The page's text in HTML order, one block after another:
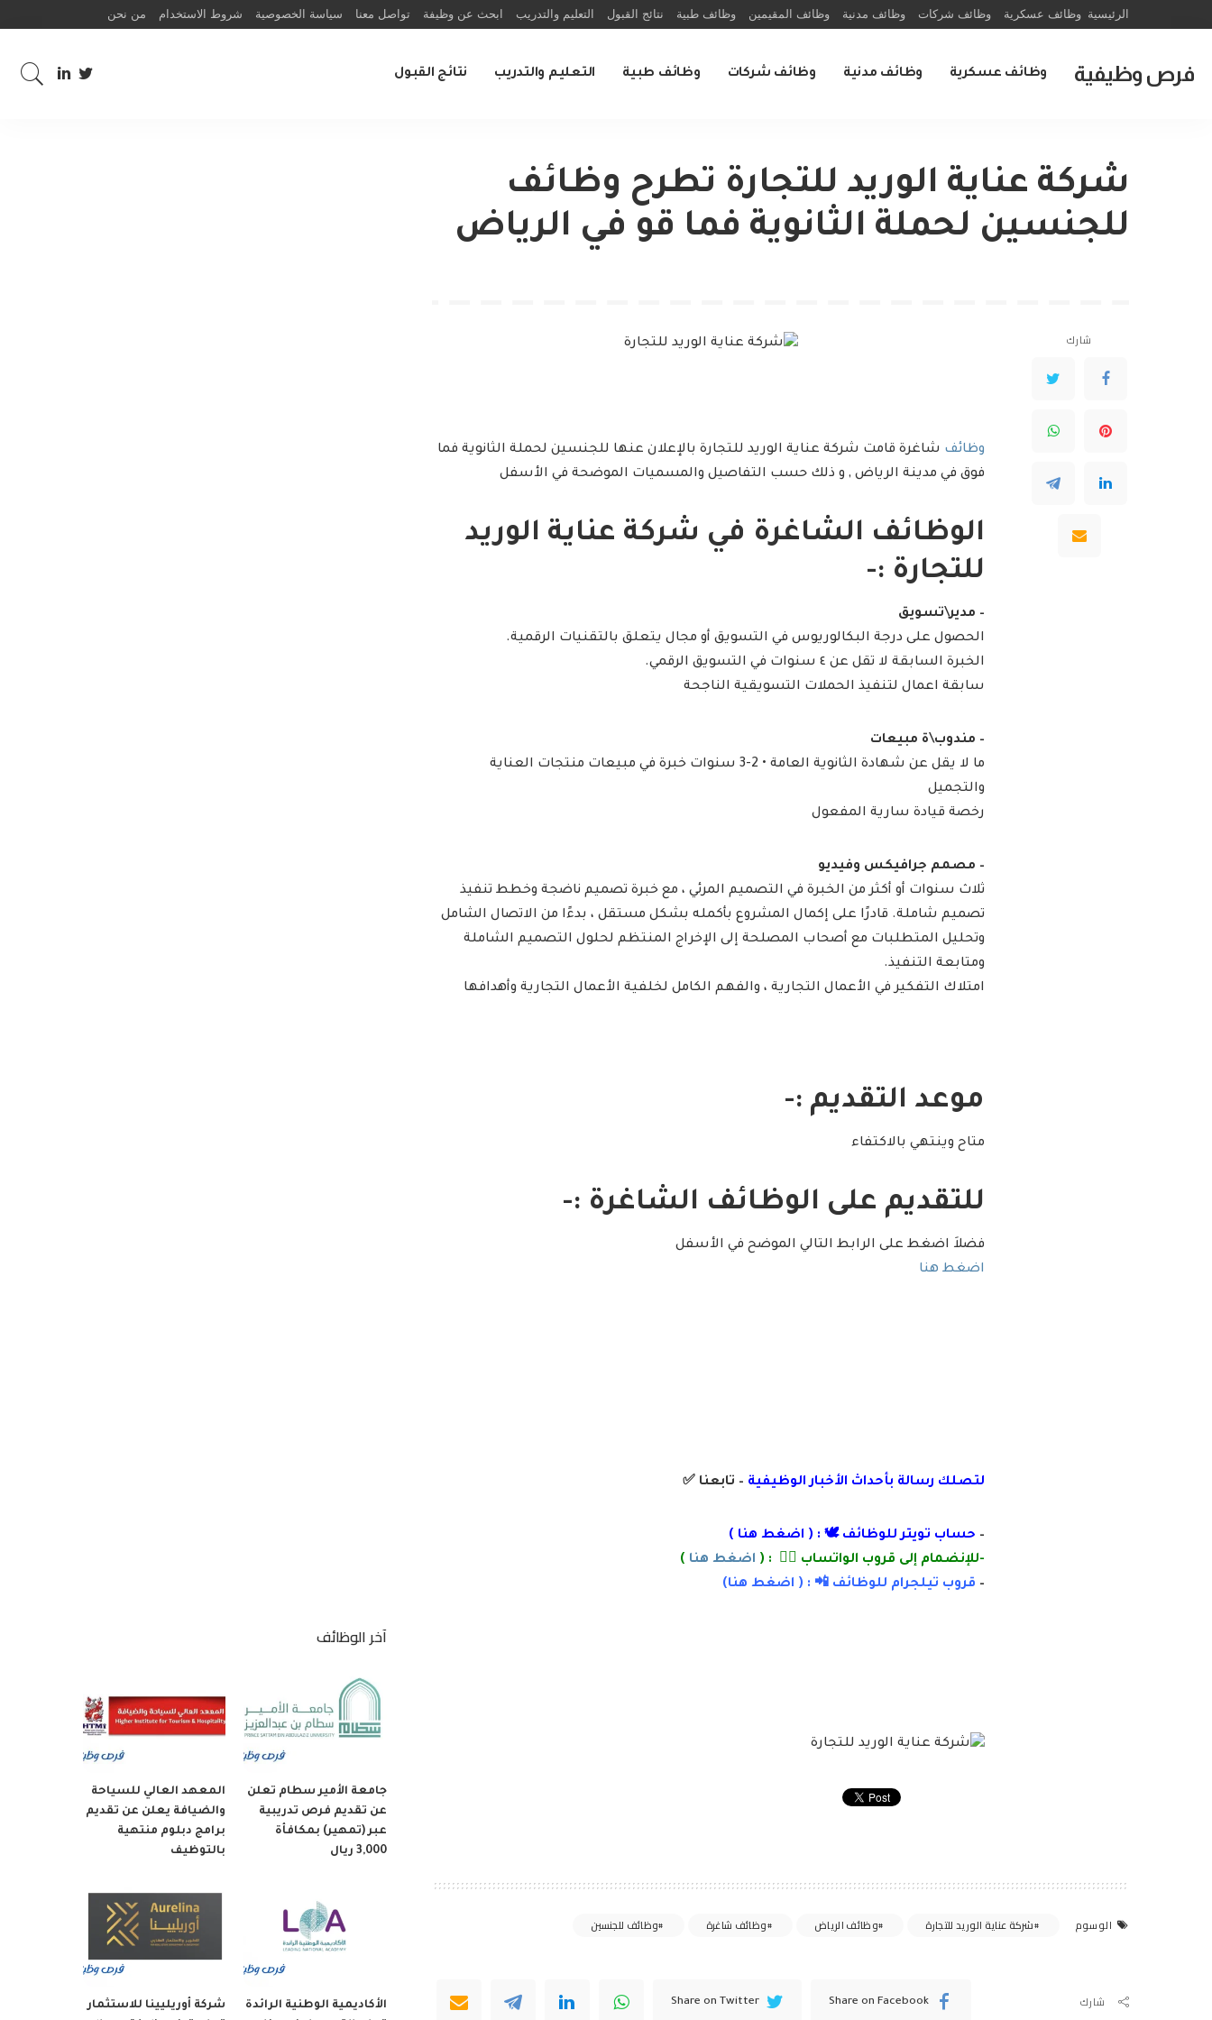
الرئيسية وظائف عسكرية وظائف شركات وظائف مدنية وظائف المقيمين وظائف طبية نتائج القبول التعليم والتدريب ابحث عن وظيفة تواصل معنا سياسة الخصوصية شروط الاستخدام من نحن
فرص وظيفية وظائف عسكرية وظائف مدنية وظائف شركات وظائف طبية التعليم والتدريب نتائج القبول
شركة عناية الوريد للتجارة تطرح وظائف
للجنسين لحملة الثانوية فما قو في الرياض
شارك
وظائف شاغرة قامت شركة عناية الوريد للتجارة بالإعلان عنها للجنسين لحملة الثانوية فما
فوق في مدينة الرياض , و ذلك حسب التفاصيل والمسميات الموضحة في الأسفل
الوظائف الشاغرة في شركة عناية الوريد
للتجارة :-
– مدير\تسويق
الحصول على درجة البكالوريوس في التسويق أو مجال يتعلق بالتقنيات الرقمية.
الخبرة السابقة لا تقل عن ٤ سنوات في التسويق الرقمي.
سابقة اعمال لتنفيذ الحملات التسويقية الناجحة
– مندوب\ة مبيعات
ما لا يقل عن شهادة الثانوية العامة • 2-3 سنوات خبرة في مبيعات منتجات العناية
والتجميل
رخصة قيادة سارية المفعول
– مصمم جرافيكس وفيديو
ثلاث سنوات أو أكثر من الخبرة في التصميم المرئي ، مع خبرة تصميم ناضجة وخطط تنفيذ
تصميم شاملة. قادرًا على إكمال المشروع بأكمله بشكل مستقل ، بدءًا من الاتصال الشامل
وتحليل المتطلبات مع أصحاب المصلحة إلى الإخراج المنتظم لحلول التصميم الشاملة
ومتابعة التنفيذ.
امتلاك التفكير في الأعمال التجارية ، والفهم الكامل لخلفية الأعمال التجارية وأهدافها
موعد التقديم :-
متاح وينتهي بالاكتفاء
للتقديم على الوظائف الشاغرة :-
فضلاَ اضغط على الرابط التالي الموضح في الأسفل
اضغط هنا
لتصلك رسالة بأحداث الأخبار الوظيفية – تابعنا ✅
– حساب تويتر للوظائف 🕊 : ( اضغط هنا )
-للإنضمام إلى قروب الواتساب 👌🏽 : ( اضغط هنا )
– قروب تيلجرام للوظائف 📲 : ( اضغط هنا)
الوسوم شركة عناية الوريد للتجارة وظائف الرياض وظائف شاغرة وظائف للجنسين
شارك Share on Facebook
Share on Twitter
آخر الوظائف
جامعة الأمير سطام تعلن
عن تقديم فرص تدريبية
عبر (تمهير) بمكافأة
3,000 ريال
المعهد العالي للسياحة
والضيافة يعلن عن تقديم
برامج دبلوم منتهية
بالتوظيف
الأكاديمية الوطنية الرائدة
شركة أوريليينا للاستثمار